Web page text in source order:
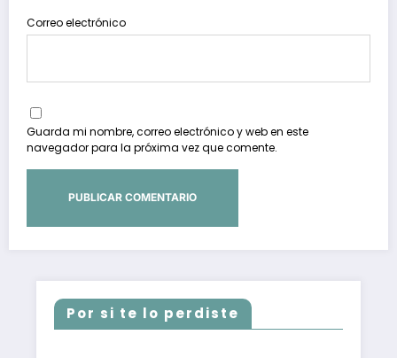
Correo electrónico
Guarda mi nombre, correo electrónico y web en este
navegador para la próxima vez que comente.
Por si te lo perdiste